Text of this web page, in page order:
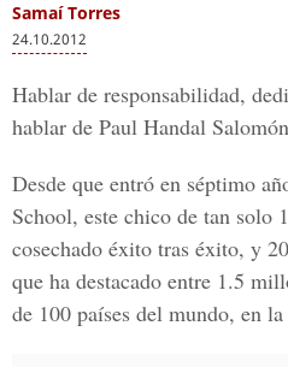
Samaí Torres
24.10.2012
Hablar de responsabilidad,
hablar de Paul Handal
Desde que entró en séptimo
School, este chico de tan solo
cosechado éxito tras éxito, y
que ha destacado entre 1.5
de 100 países del mundo, en